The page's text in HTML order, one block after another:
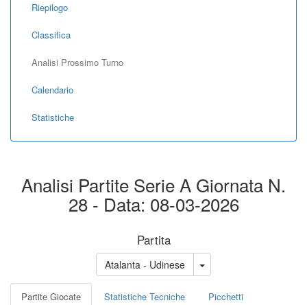
Riepilogo
Classifica
Analisi Prossimo Turno
Calendario
Statistiche
Analisi Partite Serie A Giornata N.
28 - Data: 08-03-2026
Partita
Atalanta - Udinese
Partite Giocate Statistiche Tecniche Picchetti